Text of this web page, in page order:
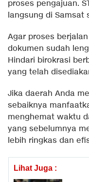
proses pengajuan.
langsung di Samsat
Agar proses
dokumen sudah
Hindari birokrasi
yang telah
Jika daerah Anda
sebaiknya
menghemat waktu
yang sebelumnya
lebih ringkas dan
Lihat Juga :